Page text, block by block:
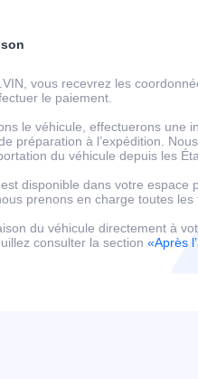
vous recevrez les
le paiement.
le véhicule, effectuerons une
préparation à l’expédition.
du véhicule depuis les
disponible dans votre espace
prenons en charge toutes les
du véhicule directement à
consulter la section «Après